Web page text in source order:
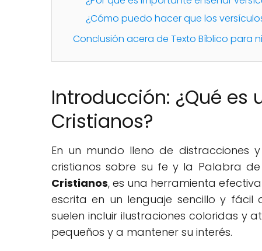
¿Cómo puedo hacer que los
Conclusión acera de Texto Bíblico para
Introducción: ¿Qué es
Cristianos?
En un mundo lleno de distracciones
cristianos sobre su fe y la Palabra
Cristianos, es una herramienta
escrita en un lenguaje sencillo y fácil
suelen incluir ilustraciones coloridas
pequeños y a mantener su interés.